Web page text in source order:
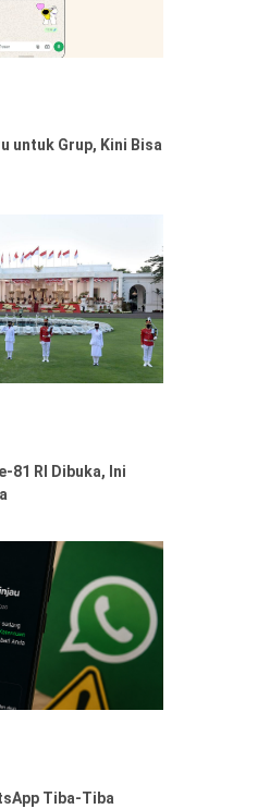
untuk Grup, Kini Bisa
81 RI Dibuka, Ini
Tiba-Tiba